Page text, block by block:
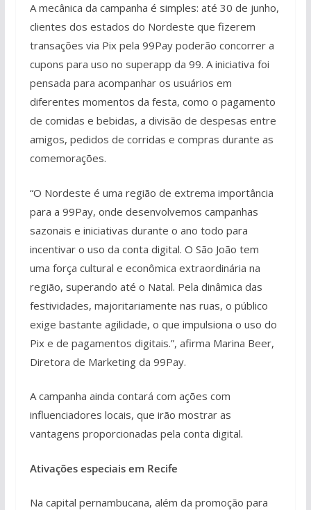
A mecânica da campanha é simples: até 30 de junho,
clientes dos estados do Nordeste que fizerem
transações via Pix pela 99Pay poderão concorrer a
cupons para uso no superapp da 99. A iniciativa foi
pensada para acompanhar os usuários em
diferentes momentos da festa, como o pagamento
de comidas e bebidas, a divisão de despesas entre
amigos, pedidos de corridas e compras durante as
comemorações.
“O Nordeste é uma região de extrema importância
para a 99Pay, onde desenvolvemos campanhas
sazonais e iniciativas durante o ano todo para
incentivar o uso da conta digital. O São João tem
uma força cultural e econômica extraordinária na
região, superando até o Natal. Pela dinâmica das
festividades, majoritariamente nas ruas, o público
exige bastante agilidade, o que impulsiona o uso do
Pix e de pagamentos digitais.”, afirma Marina Beer,
Diretora de Marketing da 99Pay.
A campanha ainda contará com ações com
influenciadores locais, que irão mostrar as
vantagens proporcionadas pela conta digital.
Ativações especiais em Recife
Na capital pernambucana, além da promoção para